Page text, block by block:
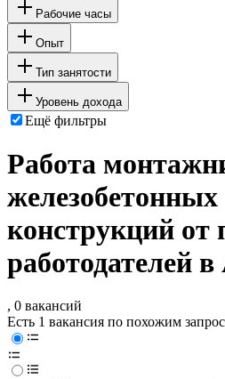
Рабочие часы
Опыт
Тип занятости
Уровень дохода
Ещё фильтры
Работа
железобетонных
конструкций
работодателей
, 0 вакансий
Есть 1 вакансия по похожим